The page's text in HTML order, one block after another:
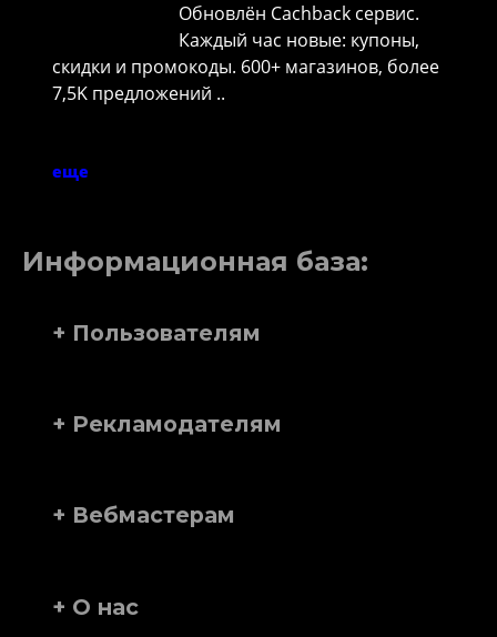
Обновлён Cachback сервис.
Каждый час новые: купоны,
скидки и промокоды. 600+ магазинов, более
7,5K предложений ..
еще
Информационная база:
+ Пользователям
+ Рекламодателям
+ Вебмастерам
+ О нас